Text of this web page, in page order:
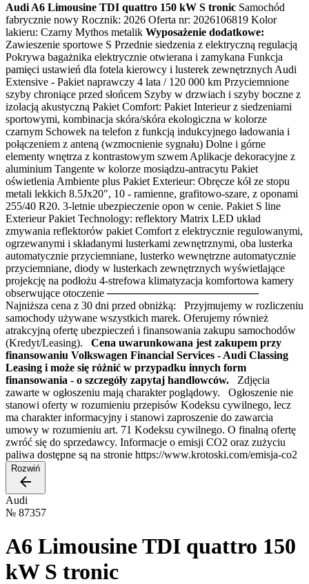
Audi A6 Limousine TDI quattro 150 kW S tronic Samochód
fabrycznie nowy Rocznik: 2026 Oferta nr: 2026106819 Kolor
lakieru: Czarny Mythos metalik Wyposażenie dodatkowe:
Zawieszenie sportowe S Przednie siedzenia z elektryczną regulacją
Pokrywa bagażnika elektrycznie otwierana i zamykana Funkcja
pamięci ustawień dla fotela kierowcy i lusterek zewnętrznych Audi
Extensive - Pakiet naprawczy 4 lata / 120 000 km Przyciemnione
szyby chroniące przed słońcem Szyby w drzwiach i szyby boczne z
izolacją akustyczną Pakiet Comfort: Pakiet Interieur z siedzeniami
sportowymi, kombinacja skóra/skóra ekologiczna w kolorze
czarnym Schowek na telefon z funkcją indukcyjnego ładowania i
połączeniem z anteną (wzmocnienie sygnału) Dolne i górne
elementy wnętrza z kontrastowym szwem Aplikacje dekoracyjne z
aluminium Tangente w kolorze mosiądzu-antracytu Pakiet
oświetlenia Ambiente plus Pakiet Exterieur: Obręcze kół ze stopu
metali lekkich 8.5Jx20", 10 - ramienne, grafitowo-szare, z oponami
255/40 R20. 3-letnie ubezpieczenie opon w cenie. Pakiet S line
Exterieur Pakiet Technology: reflektory Matrix LED układ
zmywania reflektorów pakiet Comfort z elektrycznie regulowanymi,
ogrzewanymi i składanymi lusterkami zewnętrznymi, oba lusterka
automatycznie przyciemniane, lusterko wewnętrzne automatycznie
przyciemniane, diody w lusterkach zewnętrznych wyświetlające
projekcję na podłożu 4-strefowa klimatyzacja komfortowa kamery
obserwujące otoczenie ────────────────────
Najniższa cena z 30 dni przed obniżką: Przyjmujemy w rozliczeniu
samochody używane wszystkich marek. Oferujemy również
atrakcyjną ofertę ubezpieczeń i finansowania zakupu samochodów
(Kredyt/Leasing). Cena uwarunkowana jest zakupem przy
finansowaniu Volkswagen Financial Services - Audi Classing
Leasing i może się różnić w przypadku innych form
finansowania - o szczegóły zapytaj handlowców. Zdjęcia
zawarte w ogłoszeniu mają charakter poglądowy. Ogłoszenie nie
stanowi oferty w rozumieniu przepisów Kodeksu cywilnego, lecz
ma charakter informacyjny i stanowi zaproszenie do zawarcia
umowy w rozumieniu art. 71 Kodeksu cywilnego. O finalną ofertę
zwróć się do sprzedawcy. Informacje o emisji CO2 oraz zużyciu
paliwa dostępne są na stronie https://www.krotoski.com/emisja-co2
Rozwiń
Audi
№ 87357
A6 Limousine TDI quattro 150
kW S tronic